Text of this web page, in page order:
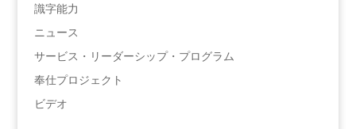
識字能力
ニュース
サービス・リーダーシップ・プログラム
奉仕プロジェクト
ビデオ